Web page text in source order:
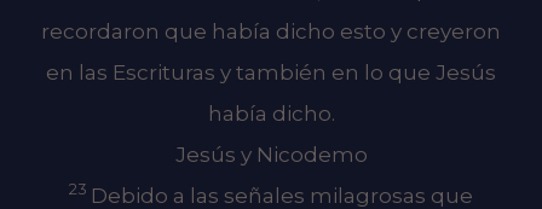
recordaron que había dicho esto y creyeron
en las Escrituras y también en lo que Jesús
había dicho.
Jesús y Nicodemo
23 Debido a las señales milagrosas que